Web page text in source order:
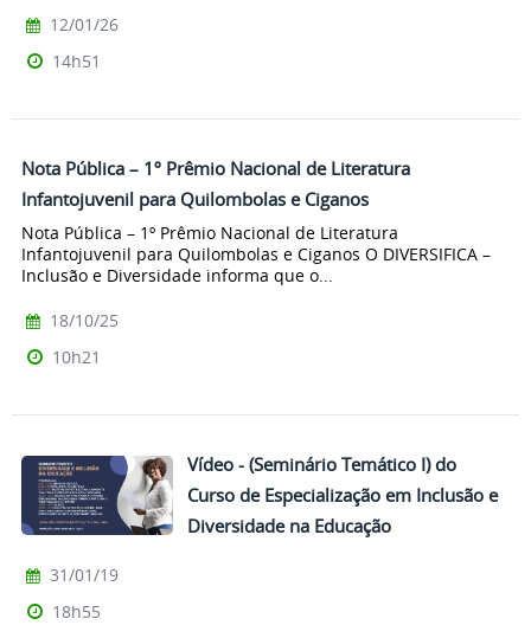
12/01/26
14h51
Nota Pública – 1º Prêmio Nacional de Literatura
Infantojuvenil para Quilombolas e Ciganos
Nota Pública – 1º Prêmio Nacional de Literatura
Infantojuvenil para Quilombolas e Ciganos O DIVERSIFICA –
Inclusão e Diversidade informa que o...
18/10/25
10h21
Vídeo - (Seminário Temático I) do
Curso de Especialização em Inclusão e
Diversidade na Educação
31/01/19
18h55